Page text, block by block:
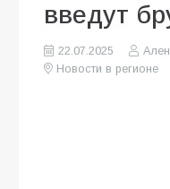
введут
22.07.2025
Новости в регионе